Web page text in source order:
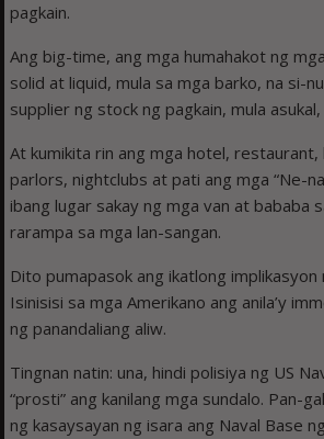
pagkain.
Ang big-time, ang mga humahakot ng
solid at liquid, mula sa mga barko, na si-
supplier ng stock ng pagkain, mula
At kumikita rin ang mga hotel,
parlors, nightclubs at pati ang mga “Ne-
ibang lugar sakay ng mga van at bababa
rarampa sa mga lan-sangan.
Dito pumapasok ang ikatlong implikasyon
Isinisisi sa mga Amerikano ang anila’y
ng panandaliang aliw.
Tingnan natin: una, hindi polisiya ng US
“prosti” ang kanilang mga sundalo. Pan-
ng kasaysayan ng isara ang Naval Base